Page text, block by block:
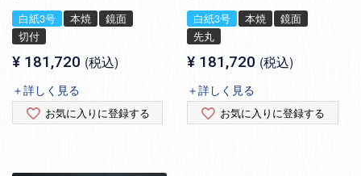
白紙3号 本焼
鏡面
切付
¥ 181,720 税込
＋詳しく見る
お気に入りに登録する
白紙3号 本焼
鏡面
先丸
¥ 181,720 税込
＋詳しく見る
お気に入りに登録する